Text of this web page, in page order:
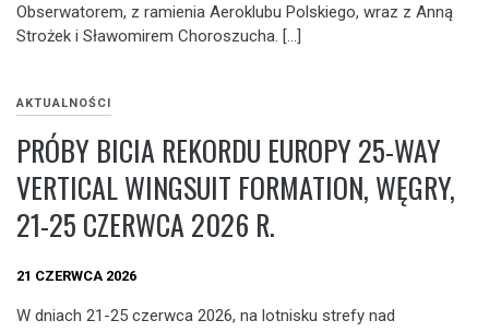
Obserwatorem, z ramienia Aeroklubu Polskiego, wraz z Anną
Strożek i Sławomirem Choroszucha. […]
AKTUALNOŚCI
PRÓBY BICIA REKORDU EUROPY 25-WAY
VERTICAL WINGSUIT FORMATION, WĘGRY,
21-25 CZERWCA 2026 R.
21 CZERWCA 2026
W dniach 21-25 czerwca 2026, na lotnisku strefy nad